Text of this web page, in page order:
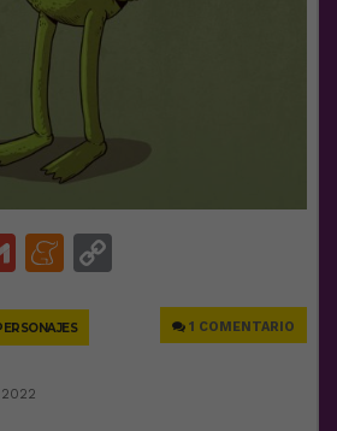
GmailMeneame
1 COMENTARIO
2022